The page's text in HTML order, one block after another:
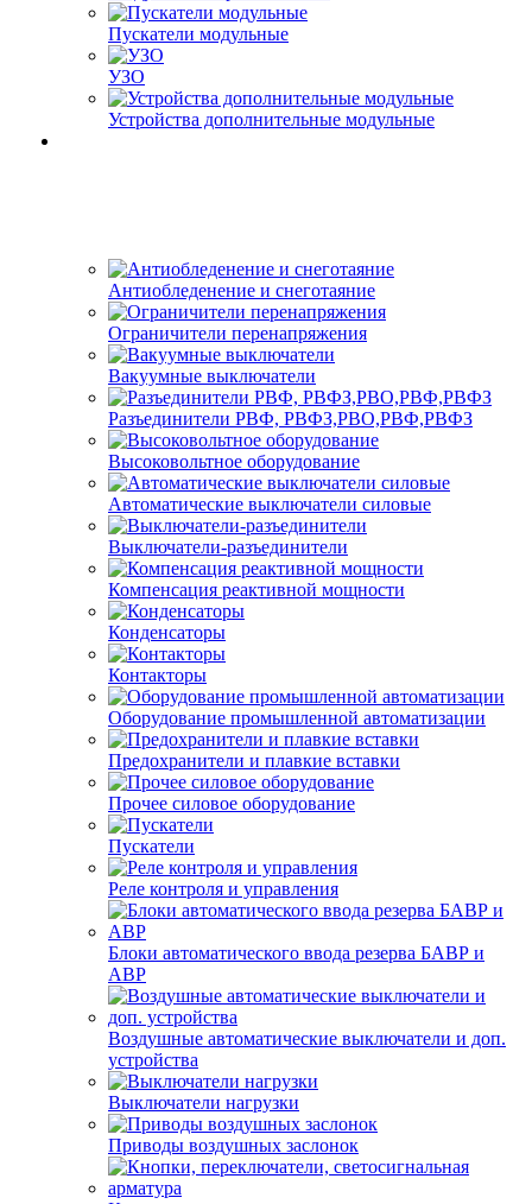
Пускатели модульные
УЗО
Устройства дополнительные модульные
Антиобледенение и снеготаяние
Ограничители перенапряжения
Вакуумные выключатели
Разъединители РВФ, РВФЗ,РВО,РВФ,РВФЗ
Высоковольтное оборудование
Автоматические выключатели cиловые
Выключатели-разъединители
Компенсация реактивной мощности
Конденсаторы
Контакторы
Оборудование промышленной автоматизации
Предохранители и плавкие вставки
Прочее силовое оборудование
Пускатели
Реле контроля и управления
Блоки автоматического ввода резерва БАВР и
АВР
Воздушные автоматические выключатели и доп.
устройства
Выключатели нагрузки
Приводы воздушных заслонок